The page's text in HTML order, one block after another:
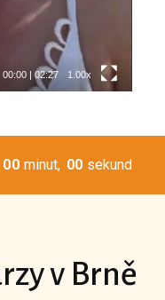
00:00| 02:27 1.00x
00 minut 00 sekund
v Brně